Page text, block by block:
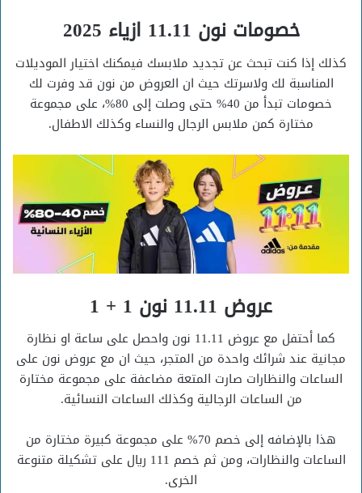
خصومات نون 11.11 ازياء 2025
كذلك إذا كنت تبحث عن تجديد ملابسك فيمكنك اختيار الموديلات
المناسبة لك ولاسرتك حيث ان العروض من نون قد وفرت لك
خصومات تبدأ من 40% حتى وصلت إلى 80%، على مجموعة
مختارة كمن ملابس الرجال والنساء وكذلك الاطفال.
عروض 11.11 نون 1 + 1
كما أحتفل مع عروض 11.11 نون واحصل على ساعة او نظارة
مجانية عند شرائك واحدة من المتجر، حيث ان مع عروض نون على
الساعات والنظارات صارت المتعة مضاعفة على مجموعة مختارة
من الساعات الرجالية وكذلك الساعات النسائية.
هذا بالإضافه إلى خصم 70% على مجموعة كبيرة مختارة من
الساعات والنظارات، ومن ثم خصم 111 ريال على تشكيلة متنوعة
الخرى.